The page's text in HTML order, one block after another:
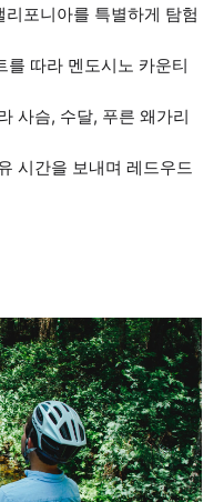
포니아를 특별하게 탐험
따라 멘도시노 카운티
사슴, 수달, 푸른 왜가리
시간을 보내며 레드우드